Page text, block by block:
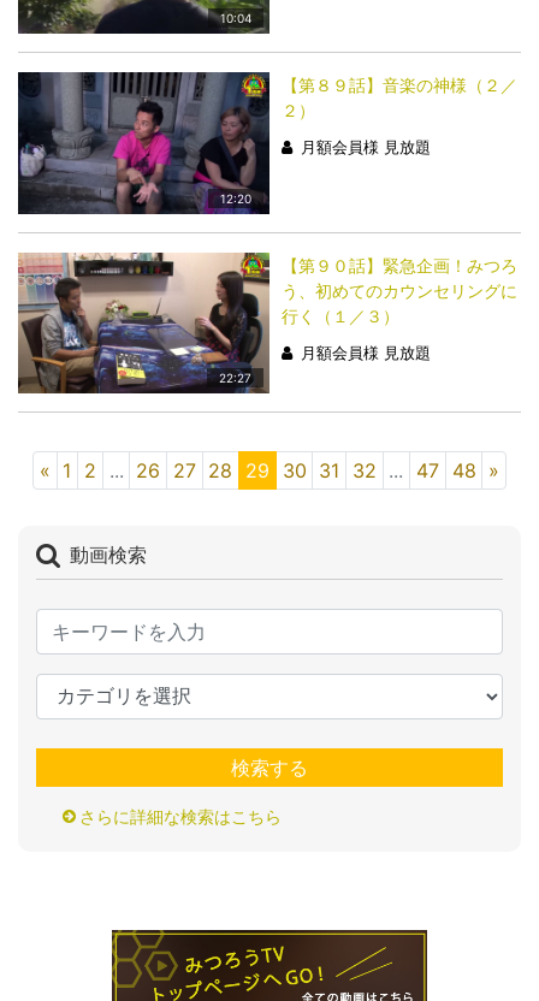
10:04
12:20
【第８９話】音楽の神様（２／
２）
月額会員様 見放題
22:27
【第９０話】緊急企画！みつろ
う、初めてのカウンセリングに
行く（１／３）
月額会員様 見放題
« 1 2 ... 26 27 28 29 30 31 32 ... 47 48 »
動画検索
検索する
さらに詳細な検索はこちら